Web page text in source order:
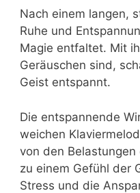
Nach einem langen,
Ruhe und
Magie entfaltet. Mit
Geräuschen sind,
Geist entspannt.
Die entspannende
weichen
von den
zu einem Gefühl der
Stress und die